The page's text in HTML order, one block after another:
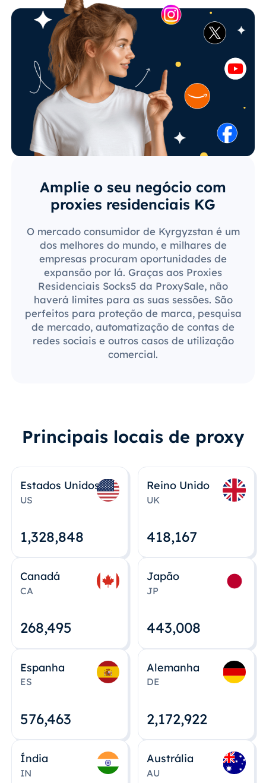
Amplie o seu negócio com
proxies residenciais KG
O mercado consumidor de Kyrgyzstan é um
dos melhores do mundo, e milhares de
empresas procuram oportunidades de
expansão por lá. Graças aos Proxies
Residenciais Socks5 da ProxySale, não
haverá limites para as suas sessões. São
perfeitos para proteção de marca, pesquisa
de mercado, automatização de contas de
redes sociais e outros casos de utilização
comercial.
Principais locais de proxy
Estados Unidos
US
1,328,848
Reino Unido
UK
418,167
Canadá
CA
268,495
Japão
JP
443,008
Espanha
ES
576,463
Alemanha
DE
2,172,922
Índia
IN
Austrália
AU